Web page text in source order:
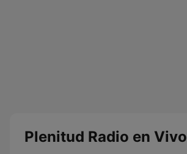
Plenitud Radio en Vivo